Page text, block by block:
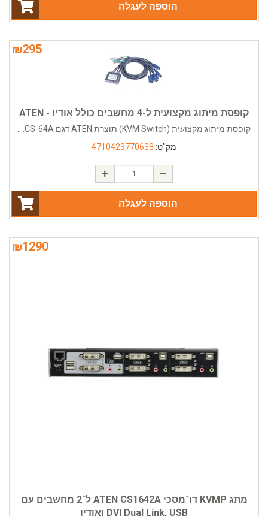
הוספה לעגלה
₪295
קופסת מיתוג מקצועית ל-4 מחשבים כולל אודיו - ATEN
קופסת מיתוג מקצועית (KVM Switch) תוצרת ATEN דגם CS-64A....
מק"ט: 4710423770638
הוספה לעגלה
₪1290
מתג KVMP דו־מסכי ATEN CS1642A ל־2 מחשבים עם
DVI Dual Link, USB ואודיו